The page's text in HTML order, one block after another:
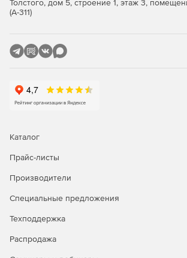
Толстого, дом 5, строение 1, этаж 3,
(А-311)
Каталог
Прайс-листы
Производители
Специальные предложения
Техподдержка
Распродажа